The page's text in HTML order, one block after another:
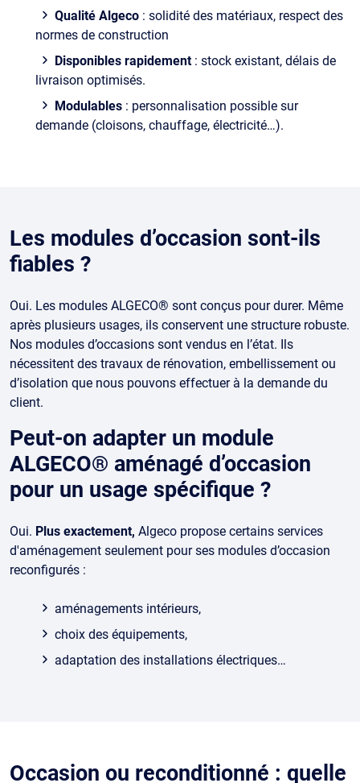
Qualité Algeco : solidité des matériaux, respect des
normes de construction
Disponibles rapidement: stock existant, délais de
livraison optimisés.
Modulables : personnalisation possible sur
demande (cloisons, chauffage, électricité…).
Les modules d’occasion sont-ils
fiables ?
Oui. Les modules ALGECO® sont conçus pour durer. Même
après plusieurs usages, ils conservent une structure robuste.
Nos modules d’occasions sont vendus en l’état. Ils
nécessitent des travaux de rénovation, embellissement ou
d’isolation que nous pouvons effectuer à la demande du
client.
Peut-on adapter un module
ALGECO® aménagé d’occasion
pour un usage spécifique ?
Oui. Plus exactement, Algeco propose certains services
d'aménagement seulement pour ses modules d’occasion
reconfigurés :
aménagements intérieurs,
choix des équipements,
adaptation des installations électriques…
Occasion ou reconditionné : quelle